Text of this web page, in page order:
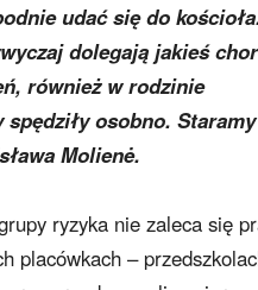
udać się do
dolegają jakieś
również w rodzinie
osobno.
Molienė.
ryzyka nie zaleca się
placówkach –